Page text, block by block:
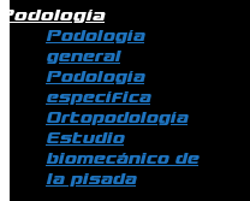
Podología
general
Podología
específica
Ortopodología
Estudio
biomecánico de
la pisada